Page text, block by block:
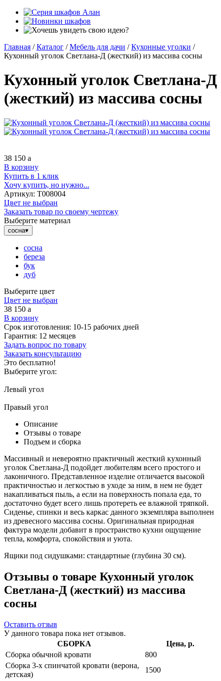
Главная / Каталог / Мебель для дачи / Кухонные уголки /
Кухонный уголок Светлана-Д (жесткий) из массива сосны
Кухонный уголок Светлана-Д
(жесткий) из массива сосны
38 150 a
В корзину
Купить в 1 клик
Хочу купить, но нужно...
Артикул: Т008004
Цвет не выбран
Заказать товар по своему чертежу
Выберите материал
сосна▾
сосна
береза
бук
дуб
Выберите цвет
Цвет не выбран
38 150 a
В корзину
Срок изготовления: 10-15 рабочих дней
Гарантия: 12 месяцев
Задать вопрос по товару
Заказать консультацию
Это бесплатно!
Выберите угол:
Левый угол
Правый угол
Описание
Отзывы о товаре
Подъем и сборка
Массивный и невероятно практичный жесткий кухонный
уголок Светлана-Д подойдет любителям всего простого и
лаконичного. Представленное изделие отличается высокой
практичностью и легкостью в уходе за ним, в нем не будет
накапливаться пыль, а если на поверхность попала еда, то
достаточно будет всего лишь протереть ее влажной тряпкой.
Сиденье, спинки и весь каркас данного экземпляра выполнен
из древесного массива сосны. Оригинальная природная
фактура модели добавит в пространство кухни ощущение
тепла, комфорта, спокойствия и уюта.
Ящики под сидушками: стандартные (глубина 30 см).
Отзывы о товаре Кухонный уголок
Светлана-Д (жесткий) из массива
сосны
Оставить отзыв
У данного товара пока нет отзывов.
СБОРКА
Цена, р.
Сборка обычной кровати
800
Сборка 3-х спинчатой кровати (верона,
детская)
1500